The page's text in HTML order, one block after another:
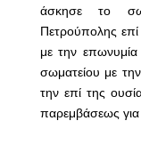
άσκησε το
Πετρούπολης
με την
σωματείου με
την επί της
παρεμβάσεως